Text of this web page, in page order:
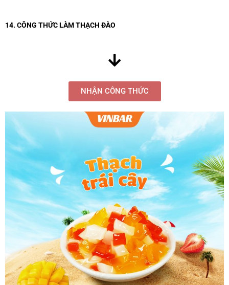
14. CÔNG THỨC LÀM THẠCH ĐÀO
NHẬN CÔNG THỨC